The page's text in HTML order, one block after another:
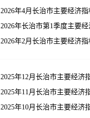
2026年4月长治市主要经济指
2026年长治市第1季度主要
2026年2月长治市主要经济指
2025年12月长治市主要经济
2025年11月长治市主要经济
2025年10月长治市主要经济